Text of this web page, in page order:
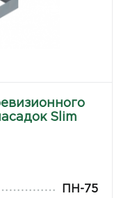
Slim
ПН-75